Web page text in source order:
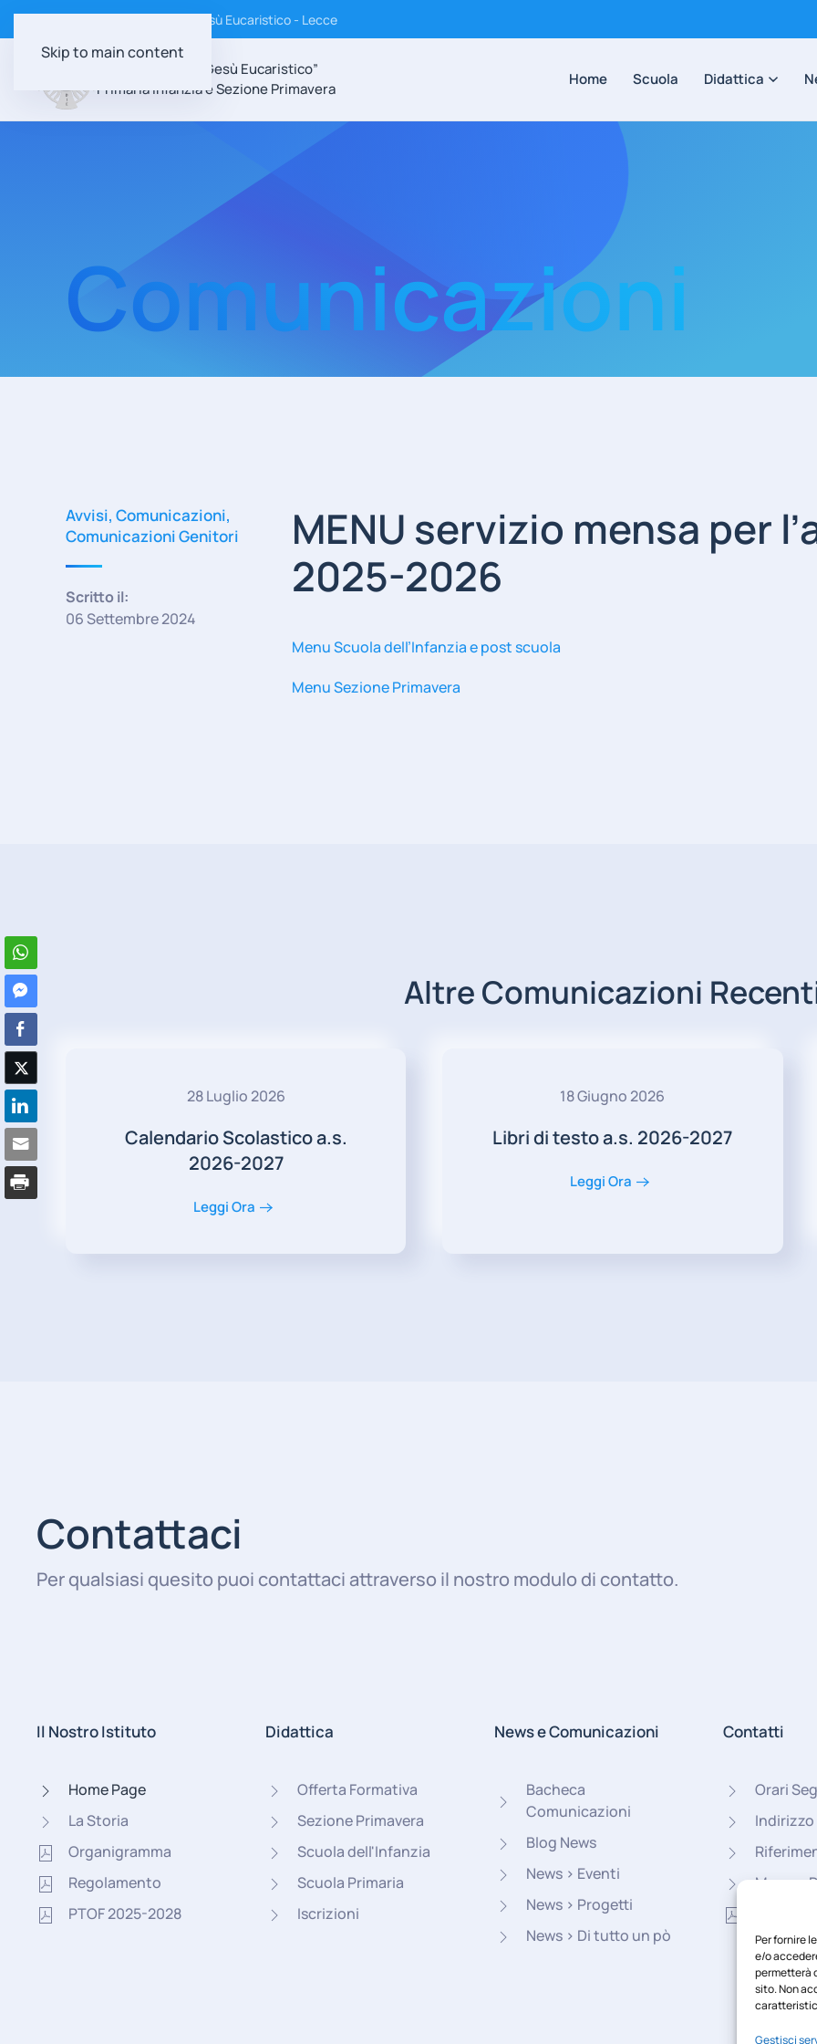
Per fornire
e/o
permetterà
sito. Non
Gestisci
Skip to main content
Istituto Suore Discepole di Gesù Eucaristico - Lecce
Scuola Paritaria “Gesù Eucaristico”
Primaria Infanzia e Sezione Primavera
Home Scuola Didattica
Comunicazioni
Avvisi, Comunicazioni,
Comunicazioni Genitori
Scritto il:
06 Settembre 2024
MENU servizio mensa per
2025-2026
Menu Scuola dell’Infanzia e post scuola
Menu Sezione Primavera
Altre Comunicazioni
28 Luglio 2026
Calendario Scolastico a.s.
2026-2027
Leggi Ora
18 Giugno 2026
Libri di testo a.s. 2026-2027
Leggi Ora
Contattaci
Per qualsiasi quesito puoi contattaci attraverso il nostro modulo di contatto.
Il Nostro Istituto
Home Page
La Storia
Organigramma
Regolamento
PTOF 2025-2028
Didattica
Offerta Formativa
Sezione Primavera
Scuola dell'Infanzia
Scuola Primaria
Iscrizioni
News e Comunicazioni
Bacheca
Comunicazioni
Blog News
News > Eventi
News > Progetti
News > Di tutto un pò
Contatti
Orari
Indirizzo
Mappa,